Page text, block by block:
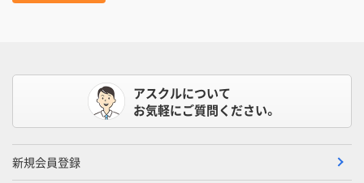
アスクルについて
お気軽にご質問ください。
新規会員登録